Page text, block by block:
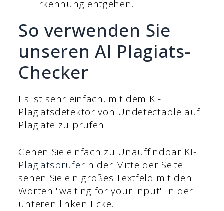
Erkennung entgehen.
So verwenden Sie
unseren AI Plagiats-
Checker
Es ist sehr einfach, mit dem KI-
Plagiatsdetektor von Undetectable auf
Plagiate zu prüfen.
Gehen Sie einfach zu Unauffindbar KI-
PlagiatsprüferIn der Mitte der Seite
sehen Sie ein großes Textfeld mit den
Worten "waiting for your input" in der
unteren linken Ecke.